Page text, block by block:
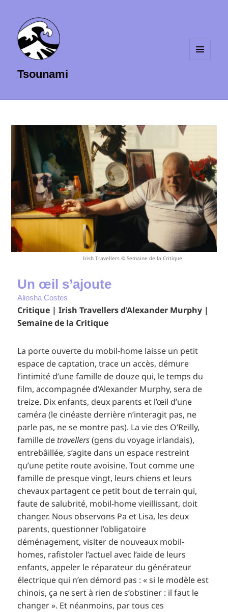
Tsounami
Irish Travellers © Semaine de la Critique
Un œil s’ajoute
Aliosha Costes
Critique | Irish Travellers d’Alexander Murphy |
Semaine de la Critique
La porte ouverte du mobil-home laisse un petit
espace de captation, trace un accès, démure
l’intimité d’une famille de douze qui, le temps du
film, accompagnée d’Alexander Murphy, sera de
treize. Dix enfants, deux parents et l’œil d’une
caméra (le cinéaste derrière n’interagit pas, ne
parle pas, ne se montre pas). La vie des O’Reilly,
famille detravellers(gens du voyage irlandais),
entrebâillée, s’agite dans un espace restreint
qu’une petite route avoisine. Tout comme une
famille de presque vingt, leurs chiens et leurs
chevaux partagent ce petit bout de terrain qui,
faute de salubrité, mobil-home vieillissant, doit
changer. Nous observons Pa et Lisa, les deux
parents, questionner l’obligatoire
déménagement, visiter de nouveaux mobil-
homes, rafistoler l’actuel avec l’aide de leurs
enfants, appeler le réparateur du générateur
électrique qui n’en démord pas : « si le modèle est
chinois, ça ne sert à rien de s’obstiner : il faut le
changer ». Et néanmoins, par tous ces